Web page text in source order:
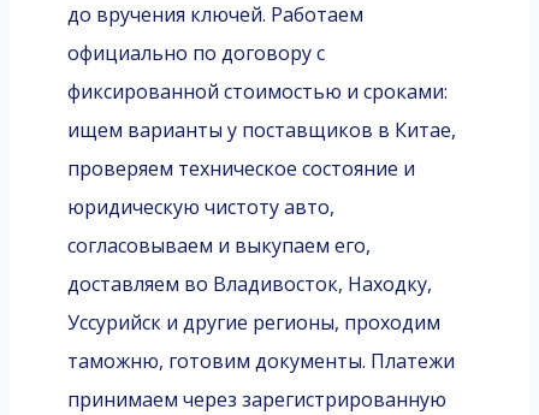
до вручения ключей. Работаем
официально по договору с
фиксированной стоимостью и сроками:
ищем варианты у поставщиков в Китае,
проверяем техническое состояние и
юридическую чистоту авто,
согласовываем и выкупаем его,
доставляем во Владивосток, Находку,
Уссурийск и другие регионы, проходим
таможню, готовим документы. Платежи
принимаем через зарегистрированную